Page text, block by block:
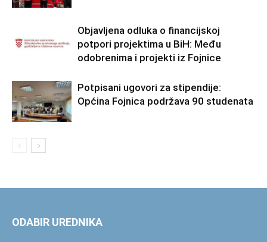
Objavljena odluka o financijskoj
potpori projektima u BiH: Među
odobrenima i projekti iz Fojnice
Potpisani ugovori za stipendije:
Općina Fojnica podržava 90 studenata
ODABIR UREDNIKA